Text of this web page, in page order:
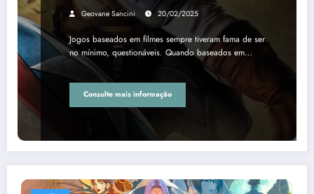
Geovane Sancini 20/02/2025
Jogos baseados em filmes sempre tiveram fama de ser
no mínimo, questionáveis. Quando baseados em…
Consulte mais informação